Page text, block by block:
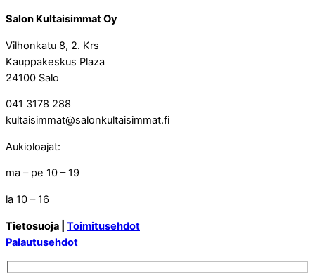
Salon Kultaisimmat Oy
Vilhonkatu 8, 2. Krs
Kauppakeskus Plaza
24100 Salo
041 3178 288
kultaisimmat@salonkultaisimmat.fi
Aukioloajat:
ma – pe 10 – 19
la 10 – 16
Tietosuoja | Toimitusehdot
Palautusehdot